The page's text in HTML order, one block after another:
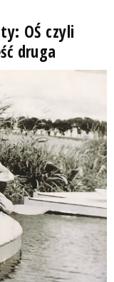
OŚ czyli
druga